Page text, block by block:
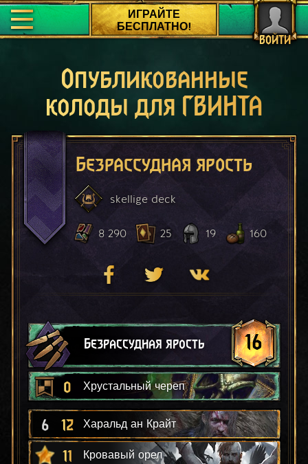
ВОЙТИ
ИГРАЙТЕ
БЕСПЛАТНО!
Опубликованные
колоды для ГВИНТА
Безрассудная ярость
skellige deck
8 290 25 19 160
Безрассудная ярость 16
0 Хрустальный череп
6 12 Харальд ан Крайт
11 Кровавый орел